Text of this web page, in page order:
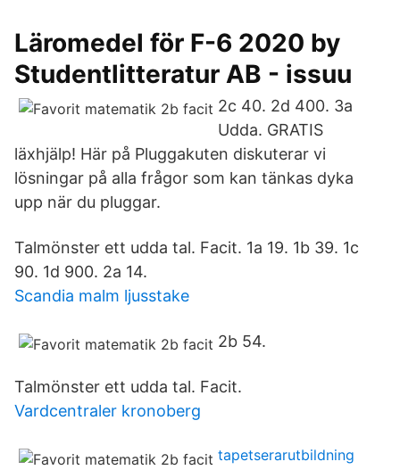
Läromedel för F-6 2020 by
Studentlitteratur AB - issuu
2c 40. 2d 400. 3a
Udda. GRATIS
läxhjälp! Här på Pluggakuten diskuterar vi
lösningar på alla frågor som kan tänkas dyka
upp när du pluggar.
Talmönster ett udda tal. Facit. 1a 19. 1b 39. 1c
90. 1d 900. 2a 14.
Scandia malm ljusstake
2b 54.
Talmönster ett udda tal. Facit.
Vardcentraler kronoberg
tapetserarutbildning